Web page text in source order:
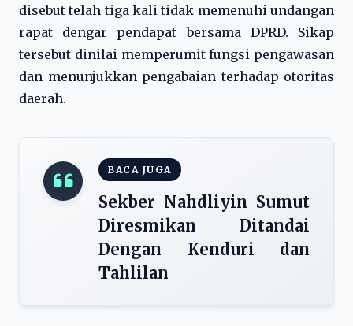
disebut telah tiga kali tidak memenuhi undangan
rapat dengar pendapat bersama DPRD. Sikap
tersebut dinilai memperumit fungsi pengawasan
dan menunjukkan pengabaian terhadap otoritas
daerah.
BACA JUGA
Sekber Nahdliyin Sumut
Diresmikan Ditandai
Dengan Kenduri dan
Tahlilan